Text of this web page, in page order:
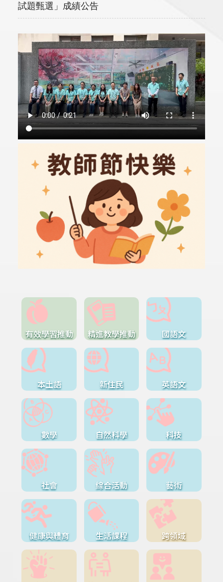
試題甄選」成績公告
有效學習推動 精進教學推動 國語文
本土語 新住民 英語文
數學 自然科學 科技
社會 綜合活動 藝術
健康與體育 生活課程 跨領域